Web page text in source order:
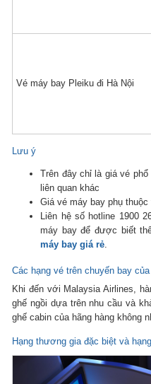
Vé máy bay Pleiku đi Hà Nội
Lưu ý
Trên đây chỉ là giá vé
liên quan khác
Giá vé máy bay phụ
Liên hệ số hotline 1900
máy bay để được biết
máy bay giá rẻ
Các hạng vé trên chuyến bay
Khi đến với Malaysia Airlines,
ghế ngồi dựa trên nhu cầu và
ghế cabin của hãng hàng không
Hạng thương gia đặc biệt và